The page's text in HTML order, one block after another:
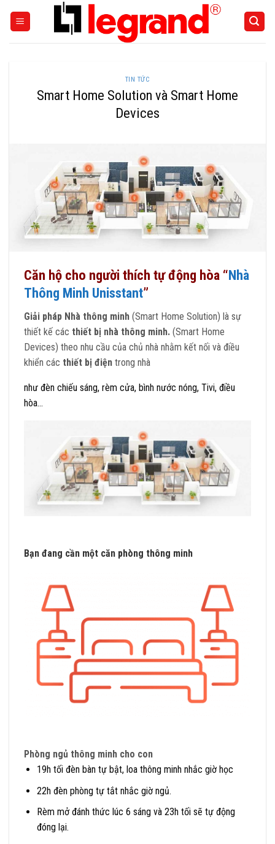
TIN TỨC
Smart Home Solution và Smart Home
Devices
Căn hộ cho người thích tự động hòa “Nhà
Thông Minh Unisstant”
Giải pháp Nhà thông minh (Smart Home Solution) là sự
thiết kế các thiết bị nhà thông minh. (Smart Home
Devices) theo nhu cầu của chủ nhà nhằm kết nối và điều
khiển các thiết bị điện trong nhà
như đèn chiếu sáng, rèm cửa, bình nước nóng, Tivi, điều
hòa…
Bạn đang cần một căn phòng thông minh
Phòng ngủ thông minh cho con
19h tối đèn bàn tự bật, loa thông minh nhắc giờ học
22h đèn phòng tự tắt nhắc giờ ngủ.
Rèm mở đánh thức lúc 6 sáng và 23h tối sẽ tự động
đóng lại.